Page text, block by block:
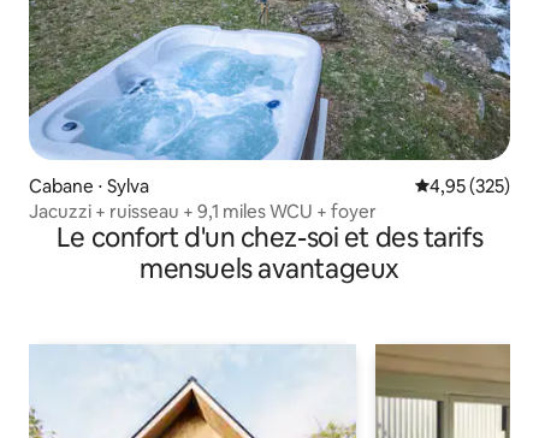
Cabane ⋅ Sylva Évaluation
4,95 (325)
Jacuzzi + ruisseau + 9,1 miles WCU + foyer
Le confort d'un chez-soi et des tarifs
mensuels avantageux